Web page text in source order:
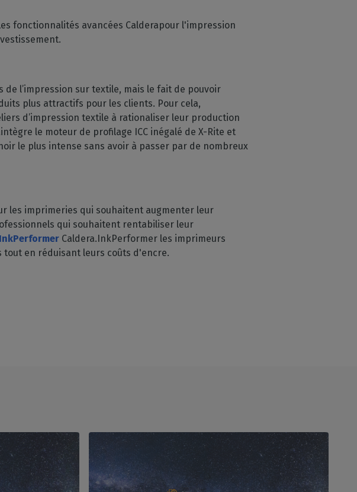
fonctionnalités avancées Calderapour l'impression
l’impression sur textile, mais le fait de pouvoir
plus attractifs pour les clients. Pour cela,
d’impression textile à rationaliser leur production
le moteur de profilage ICC inégalé de X-Rite et
le plus intense sans avoir à passer par de nombreux
les imprimeries qui souhaitent augmenter leur
qui souhaitent rentabiliser leur
InkPerformer Caldera.InkPerformer les imprimeurs
en réduisant leurs coûts d'encre.